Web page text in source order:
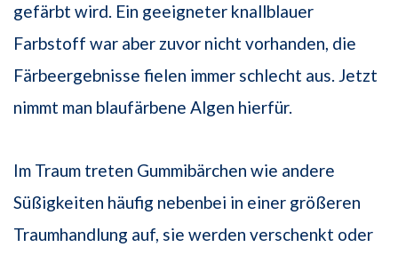
gefärbt wird. Ein geeigneter knallblauer
Farbstoff war aber zuvor nicht vorhanden, die
Färbeergebnisse fielen immer schlecht aus. Jetzt
nimmt man blaufärbene Algen hierfür.
Im Traum treten Gummibärchen wie andere
Süßigkeiten häufig nebenbei in einer größeren
Traumhandlung auf, sie werden verschenkt oder